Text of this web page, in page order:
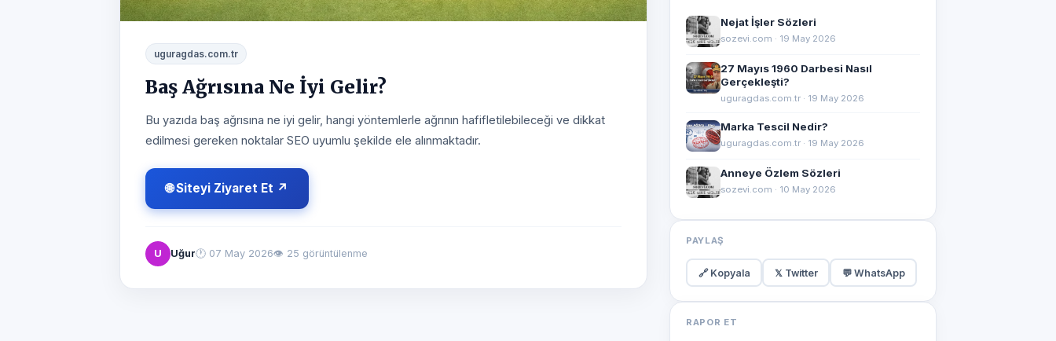
uguragdas.com.tr
Baş Ağrısına Ne İyi Gelir?
Bu yazıda baş ağrısına ne iyi gelir, hangi yöntemlerle ağrının hafifletilebileceği ve dikkat
edilmesi gereken noktalar SEO uyumlu şekilde ele alınmaktadır.
🌐 Siteyi Ziyaret Et ↗
U Uğur🕐 07 May 2026👁 25 görüntülenme
Nejat İşler Sözleri
sozevi.com · 19 May 2026
27 Mayıs 1960 Darbesi Nasıl
Gerçekleşti?
uguragdas.com.tr · 19 May 2026
Marka Tescil Nedir?
uguragdas.com.tr · 19 May 2026
Anneye Özlem Sözleri
sozevi.com · 10 May 2026
PAYLAŞ
🔗 Kopyala 𝕏 Twitter 💬 WhatsApp
RAPOR ET